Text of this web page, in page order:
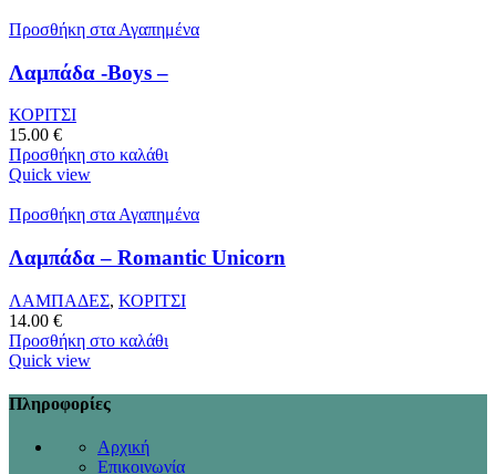
Προσθήκη στα Αγαπημένα
Λαμπάδα -Boys –
ΚΟΡΙΤΣΙ
15.00 €
Προσθήκη στο καλάθι
Quick view
Προσθήκη στα Αγαπημένα
Λαμπάδα – Romantic Unicorn
ΛΑΜΠΑΔΕΣ, ΚΟΡΙΤΣΙ
14.00 €
Προσθήκη στο καλάθι
Quick view
Πληροφορίες
Αρχική
Επικοινωνία